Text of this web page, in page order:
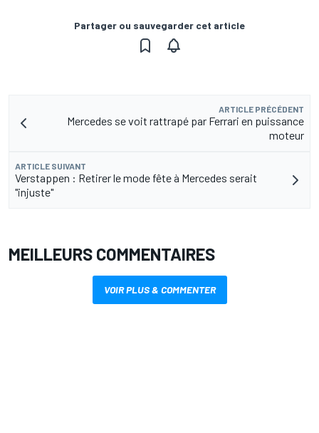
Partager ou sauvegarder cet article
ARTICLE PRÉCÉDENT
Mercedes se voit rattrapé par Ferrari en puissance
moteur
ARTICLE SUIVANT
Verstappen : Retirer le mode fête à Mercedes serait
"injuste"
MEILLEURS COMMENTAIRES
VOIR PLUS & COMMENTER